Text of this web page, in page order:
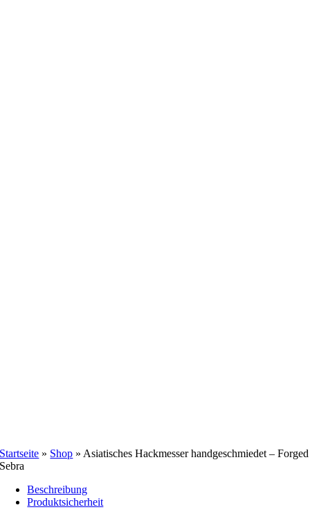
Startseite » Shop » Asiatisches Hackmesser handgeschmiedet – Forged
Sebra
Beschreibung
Produktsicherheit